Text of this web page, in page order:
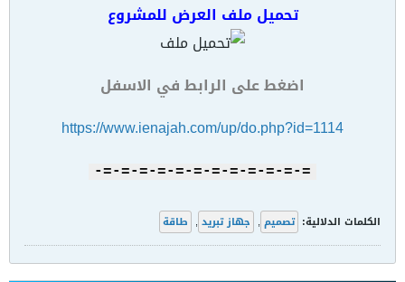
تحميل ملف العرض للمشروع
اضغط على الرابط في الاسفل
https://www.ienajah.com/up/do.php?id=1114
=-=-=-=-=-=-=-=-=-=-=-=-
الكلمات الدلالية: تصميم , جهاز تبريد , طاقة